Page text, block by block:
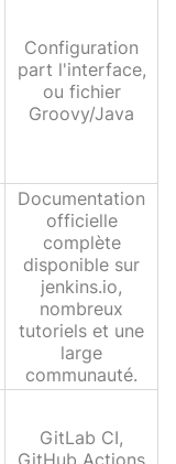
Configuration
part l'interface,
ou fichier
Groovy/Java
Documentation
officielle
complète
disponible sur
jenkins.io,
nombreux
tutoriels et une
large
communauté.
GitLab CI,